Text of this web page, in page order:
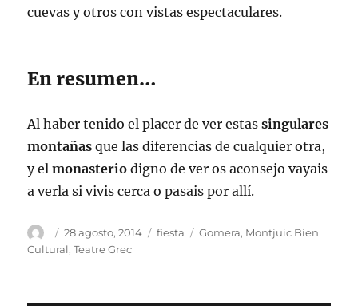
cuevas y otros con vistas espectaculares.
En resumen…
Al haber tenido el placer de ver estassingulares
montañas que las diferencias de cualquier otra,
y elmonasterio digno de ver os aconsejo vayais
a verla si vivis cerca o pasais por allí.
Autor
Publicado
el
28 agosto, 2014 Categorías
fiesta Etiquetas
Gomera, Montjuic Bien
Cultural,Teatre Grec